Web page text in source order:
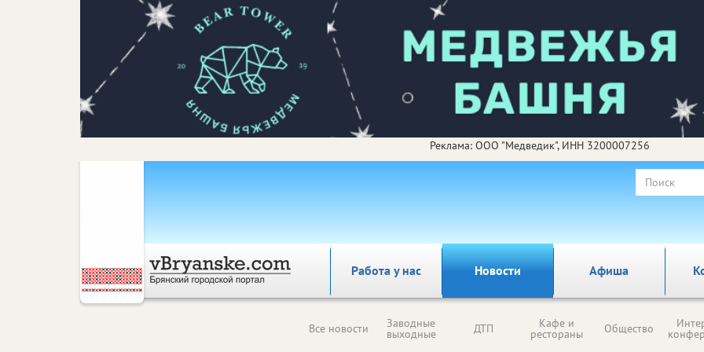
Реклама: ООО "Медведик", ИНН 3200007256
Работа у нас Новости Афиша
Все новости Заводные
выходные ДТП Кафе и
рестораны Общество